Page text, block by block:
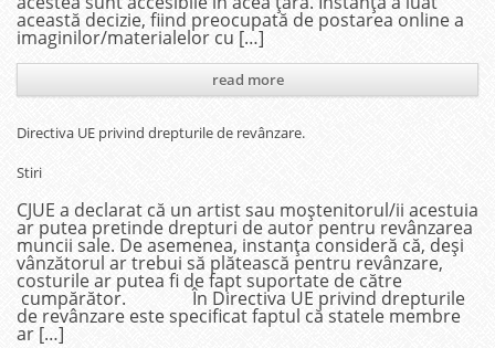
această decizie, fiind preocupată de postarea online a
imaginilor/materialelor cu […]
read more
Directiva UE privind drepturile de revânzare.
Stiri
CJUE a declarat că un artist sau moștenitorul/ii acestuia
ar putea pretinde drepturi de autor pentru revânzarea
muncii sale. De asemenea, instanța consideră că, deși
vânzătorul ar trebui să plătească pentru revânzare,
costurile ar putea fi de fapt suportate de către
cumpărător. În Directiva UE privind drepturile
de revânzare este specificat faptul că statele membre
ar […]